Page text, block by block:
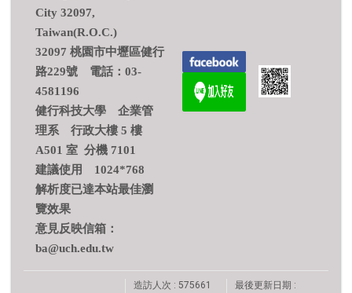
City 32097,
Taiwan(R.O.C.)
32097 桃園市中壢區健行
路229號 電話：03-
4581196
健行科技大學 企業管
理系 行政大樓 5 樓
A501 室 分機 7101
建議使用 1024*768
解析度已達本站最佳瀏
覽效果
意見反映信箱：
ba@uch.edu.tw
造訪人次 : 575661 最後更新日期 :